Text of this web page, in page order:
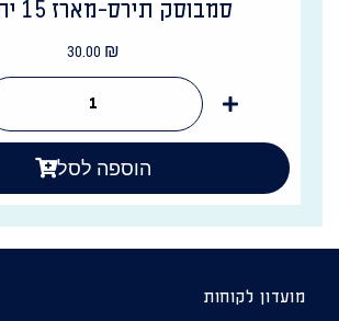
סמבוסק תירס-מארז 15 יחידות
30.00 ₪
הוספה לסל
מועדון לקוחות